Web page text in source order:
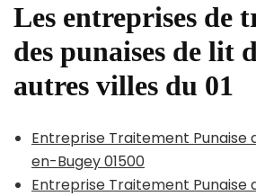
Les entreprises de
des punaises de lit
autres villes du 01
Entreprise Traitement Punaise
en-Bugey 01500
Entreprise Traitement Punaise